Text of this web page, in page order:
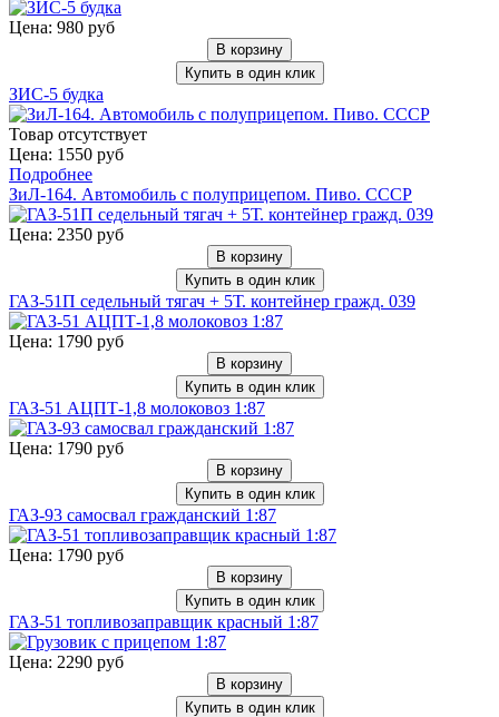
Цена: 980 руб
В корзину
Купить в один клик
ЗИС-5 будка
Товар отсутствует
Цена: 1550 руб
Подробнее
ЗиЛ-164. Автомобиль с полуприцепом. Пиво. СССР
Цена: 2350 руб
В корзину
Купить в один клик
ГАЗ-51П седельный тягач + 5Т. контейнер гражд. 039
Цена: 1790 руб
В корзину
Купить в один клик
ГАЗ-51 АЦПТ-1,8 молоковоз 1:87
Цена: 1790 руб
В корзину
Купить в один клик
ГАЗ-93 самосвал гражданский 1:87
Цена: 1790 руб
В корзину
Купить в один клик
ГАЗ-51 топливозаправщик красный 1:87
Цена: 2290 руб
В корзину
Купить в один клик